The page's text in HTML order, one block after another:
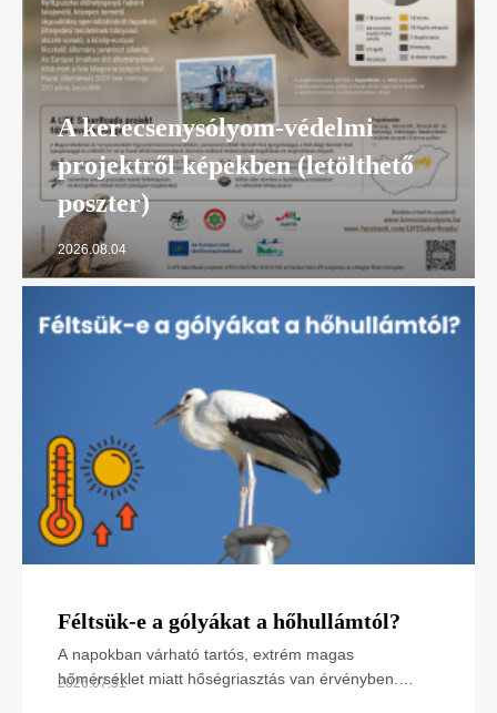
A kerecsenysólyom-védelmi
projektről képekben (letölthető
poszter)
2026.08.04
Féltsük-e a gólyákat a hőhullámtól?
A napokban várható tartós, extrém magas
hőmérséklet miatt hőségriasztás van érvényben.
2026.07.31